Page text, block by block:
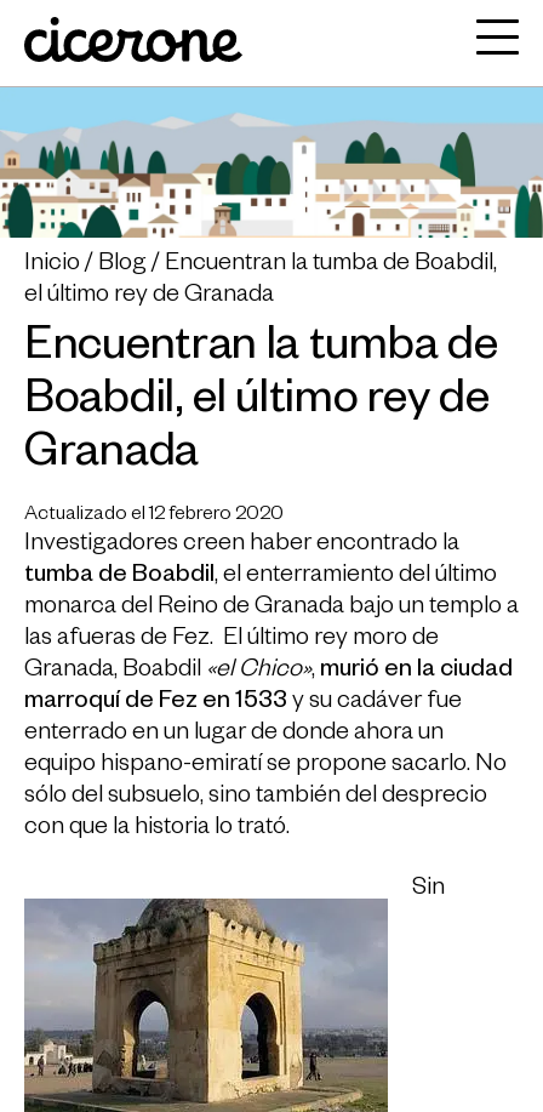
Inicio Blog
Encuentran la tumba de Boabdil,
el último rey de Granada
Encuentran la tumba de
Boabdil, el último rey de
Granada
Actualizado el 12 febrero 2020
Investigadores creen haber encontrado la
tumba de Boabdil, el enterramiento del último
monarca del Reino de Granada bajo un templo a
las afueras de Fez. El último rey moro de
Granada, Boabdil «el Chico», murió en la ciudad
marroquí de Fez en 1533 y su cadáver fue
enterrado en un lugar de donde ahora un
equipo hispano-emiratí se propone sacarlo. No
sólo del subsuelo, sino también del desprecio
con que la historia lo trató.
Sin